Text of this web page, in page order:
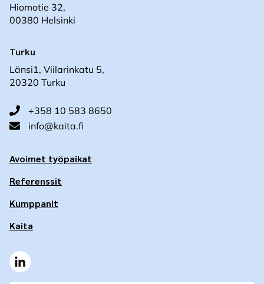
Hiomotie 32,
00380 Helsinki
Turku
Länsi1, Viilarinkatu 5,
20320 Turku
+358 10 583 8650
info@kaita.fi
Avoimet työpaikat
Referenssit
Kumppanit
Kaita